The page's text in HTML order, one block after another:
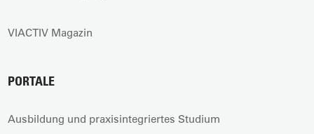
VIACTIV Magazin
PORTALE
Ausbildung und praxisintegriertes Studium